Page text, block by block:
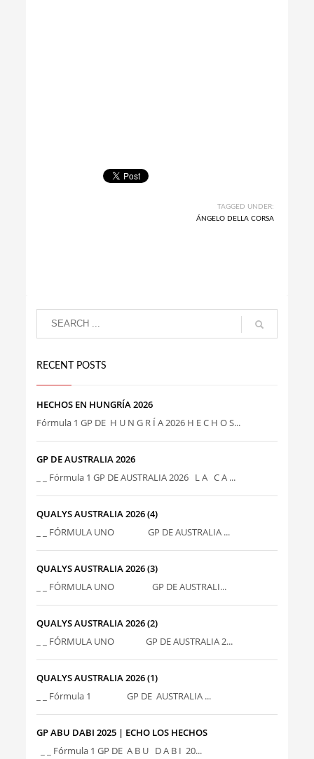
TAGGED UNDER:
ÁNGELO DELLA CORSA
RECENT POSTS
HECHOS EN HUNGRÍA 2026
Fórmula 1 GP DE H U N G R Í A 2026 H E C H O S...
GP DE AUSTRALIA 2026
_ _ Fórmula 1 GP DE AUSTRALIA 2026 L A C A ...
QUALYS AUSTRALIA 2026 (4)
_ _ FÓRMULA UNO GP DE AUSTRALIA ...
QUALYS AUSTRALIA 2026 (3)
_ _ FÓRMULA UNO GP DE AUSTRALI...
QUALYS AUSTRALIA 2026 (2)
_ _ FÓRMULA UNO GP DE AUSTRALIA 2...
QUALYS AUSTRALIA 2026 (1)
_ _ Fórmula 1 GP DE AUSTRALIA ...
GP ABU DABI 2025 | ECHO LOS HECHOS
_ _ Fórmula 1 GP DE A B U D A B I 20...